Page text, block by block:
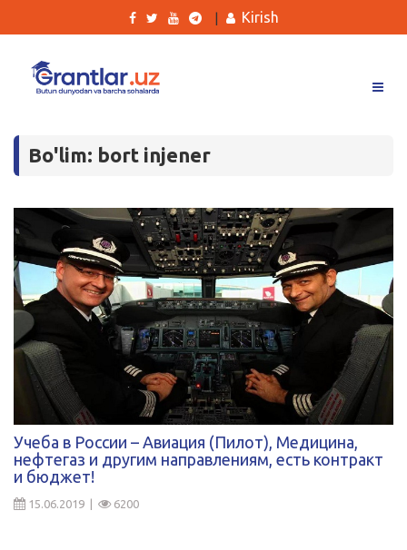
Tanlovlar
Kurslar
Blog
Yana
Qidirish
Kirish
Kirish
Bo'lim: bort injener
Учеба в России – Авиация (Пилот), Медицина,
нефтегаз и другим направлениям, есть контракт
и бюджет!
15.06.2019 | 6200